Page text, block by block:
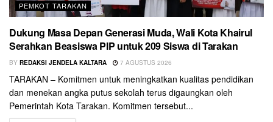
PEMKOT TARAKAN
Dukung Masa Depan Generasi Muda, Wali Kota Khairul
Serahkan Beasiswa PIP untuk 209 Siswa di Tarakan
BY REDAKSI JENDELA KALTARA 7 AGUSTUS 2026
TARAKAN – Komitmen untuk meningkatkan kualitas pendidikan
dan menekan angka putus sekolah terus digaungkan oleh
Pemerintah Kota Tarakan. Komitmen tersebut...